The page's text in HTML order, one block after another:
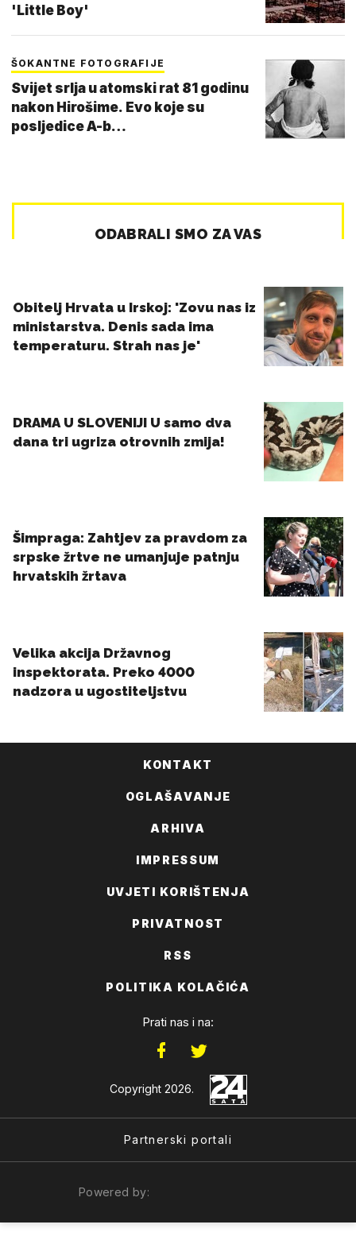
'Little Boy'
ŠOKANTNE FOTOGRAFIJE
Svijet srlja u atomski rat 81 godinu
nakon Hirošime. Evo koje su
posljedice A-b…
KONTAKT
OGLAŠAVANJE
ARHIVA
IMPRESSUM
UVJETI KORIŠTENJA
PRIVATNOST
RSS
POLITIKA KOLAČIĆA
Prati nas i na:
Copyright 2026.
Partnerski portali
Powered by: